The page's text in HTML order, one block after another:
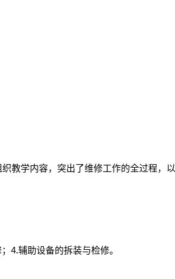
教学内容，突出了维修工作的全过程，以
4.辅助设备的拆装与检修。